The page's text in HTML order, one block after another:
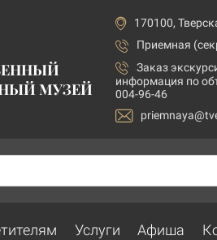
МУЗЕЙ
170100,
Приемная
Заказ
информация по
004-96-46
Услуги Афиша